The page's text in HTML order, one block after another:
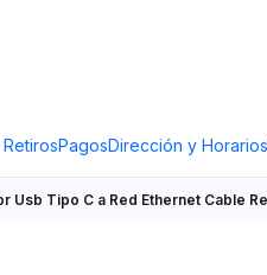
PagosDirección y Horarios
Usb Tipo C a Red Ethernet Cable